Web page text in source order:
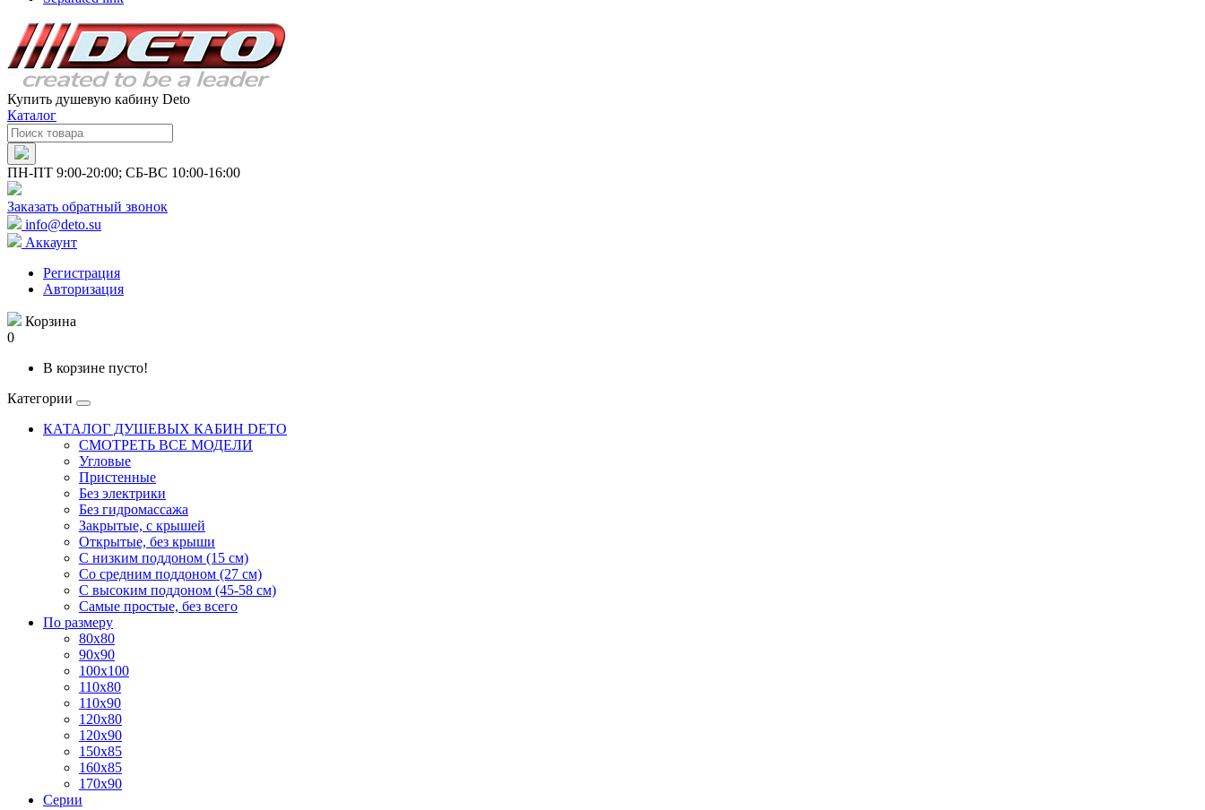
Купить душевую кабину Deto
Каталог
ПН-ПТ 9:00-20:00; СБ-ВС 10:00-16:00
Заказать обратный звонок
info@deto.su
Аккаунт
Регистрация
Авторизация
Корзина
0
В корзине пусто!
Категории
КАТАЛОГ ДУШЕВЫХ КАБИН DETO
СМОТРЕТЬ ВСЕ МОДЕЛИ
Угловые
Пристенные
Без электрики
Без гидромассажа
Закрытые, с крышей
Открытые, без крыши
С низким поддоном (15 см)
Со средним поддоном (27 см)
С высоким поддоном (45-58 см)
Самые простые, без всего
По размеру
80x80
90x90
100x100
110x80
110x90
120x80
120x90
150x85
160x85
170x90
Серии